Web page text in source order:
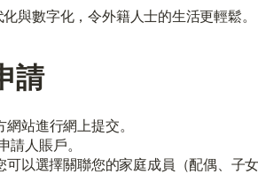
與數字化，令外籍人士的生活更輕鬆。
請
站進行網上提交。
請人賬戶。
以選擇關聯您的家庭成員（配偶、子